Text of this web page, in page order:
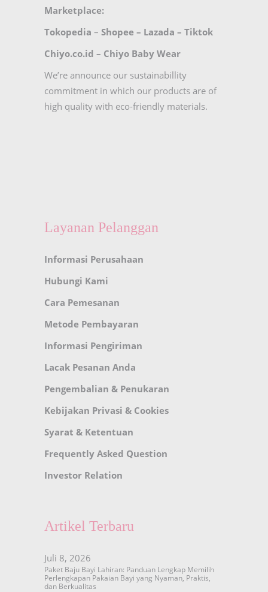
Marketplace:
Tokopedia – Shopee – Lazada – Tiktok
Chiyo.co.id – Chiyo Baby Wear
We’re announce our sustainabillity
commitment in which our products are of
high quality with eco-friendly materials.
Layanan Pelanggan
Informasi Perusahaan
Hubungi Kami
Cara Pemesanan
Metode Pembayaran
Informasi Pengiriman
Lacak Pesanan Anda
Pengembalian & Penukaran
Kebijakan Privasi & Cookies
Syarat & Ketentuan
Frequently Asked Question
Investor Relation
Artikel Terbaru
Juli 8, 2026
Paket Baju Bayi Lahiran: Panduan Lengkap Memilih
Perlengkapan Pakaian Bayi yang Nyaman, Praktis,
dan Berkualitas